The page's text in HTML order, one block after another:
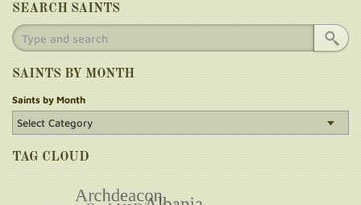
SEARCH SAINTS
SAINTS BY MONTH
Saints by Month
TAG CLOUD